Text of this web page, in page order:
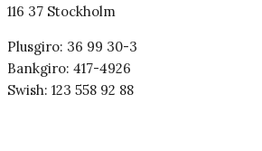
116 37 Stockholm
Plusgiro: 36 99 30-3
Bankgiro: 417-4926
Swish: 123 558 92 88